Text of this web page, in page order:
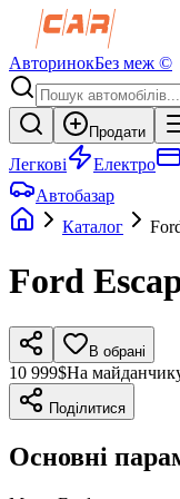
АвторинокБез меж ©
Продати
Легкові Електро
Автобазар
Каталог
Ford
В обрані
10 999$На
Поділитися
Основні